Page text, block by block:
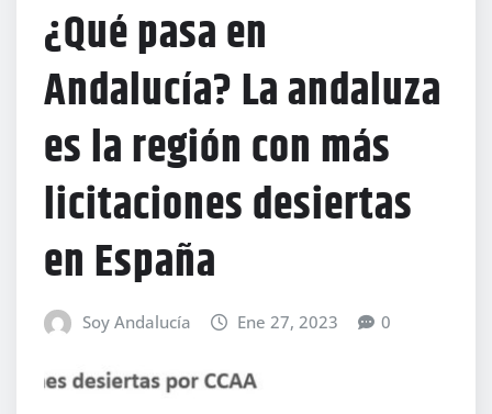
¿Qué pasa en
Andalucía? La andaluza
es la región con más
licitaciones desiertas
en España
Soy Andalucía Ene 27, 2023 0